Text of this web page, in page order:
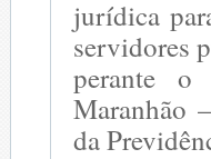
jurídica
servidores
perante o
Maranhão
da